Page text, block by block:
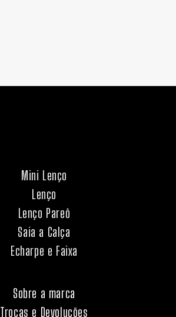
Mini Lenço
Lenço
Lenço Pareô
Saia a Calça
Echarpe e Faixa
Sobre a marca
Trocas e Devoluções